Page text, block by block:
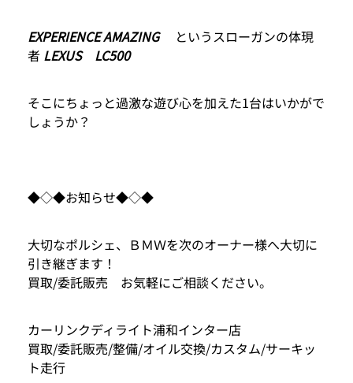
EXPERIENCE AMAZING
というスローガンの体現
者 LEXUS LC500
そこにちょっと過激な遊び心を加えた1台はいかがで
しょうか？
◆◇◆お知らせ◆◇◆
大切なポルシェ、ＢＭＷを次のオーナー様へ大切に
引き継ぎます！
買取/委託販売 お気軽にご相談ください。
カーリンクディライト浦和インター店
買取/委託販売/整備/オイル交換/カスタム/サーキッ
ト走行